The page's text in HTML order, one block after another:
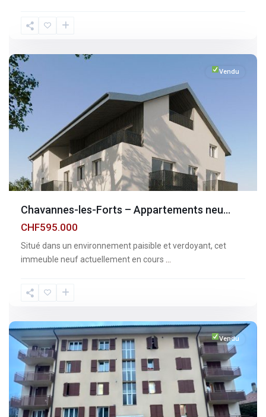
les-
Vendu
Chavannes-les-Forts – Appartements neu...
CHF595.000
Situé dans un environnement paisible et verdoyant, cet
immeuble neuf actuellement en cours
Fribourg
Vendu